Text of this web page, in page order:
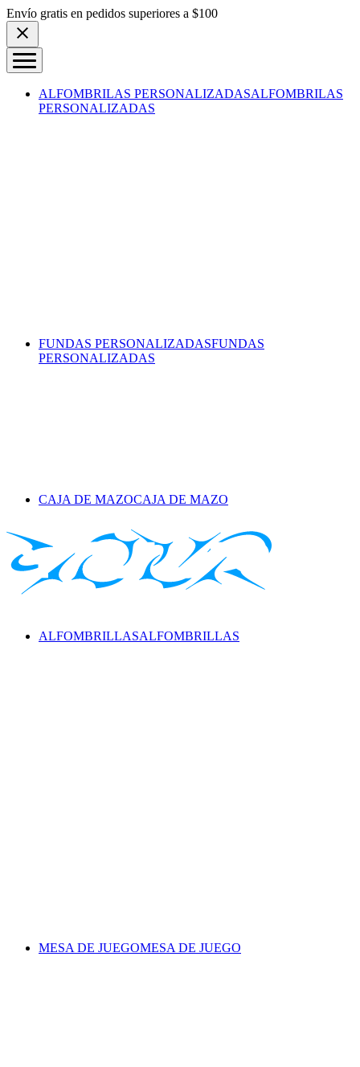
Skip to content
Envío gratis en pedidos superiores a $100
ALFOMBRILAS PERSONALIZADASALFOMBRILAS
PERSONALIZADAS
FUNDAS PERSONALIZADASFUNDAS
PERSONALIZADAS
CAJA DE MAZOCAJA DE MAZO
ALFOMBRILLASALFOMBRILLAS
MESA DE JUEGOMESA DE JUEGO